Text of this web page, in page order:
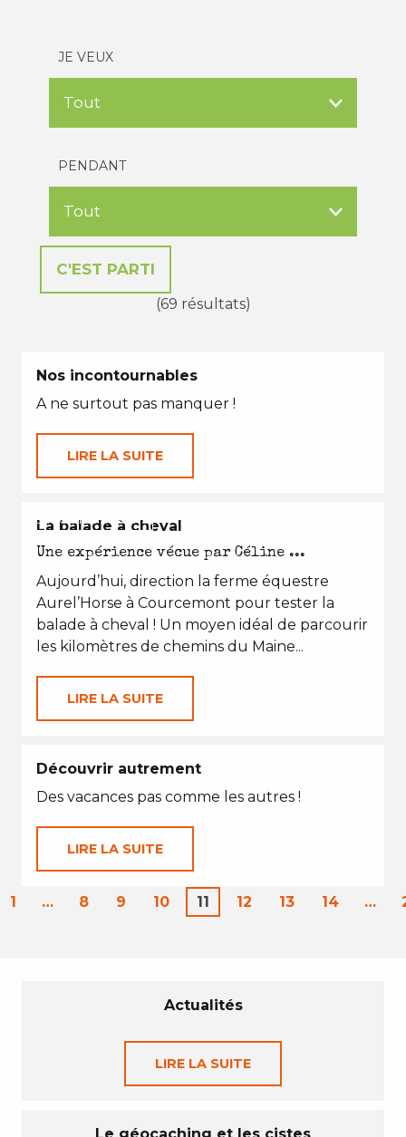
JE VEUX
PENDANT
(69 résultats)
Nos incontournables
A ne surtout pas manquer !
LIRE LA SUITE
EN TOUTES SAISONS
La balade à cheval
Une expérience vécue par Céline ...
Aujourd’hui, direction la ferme équestre
Aurel’Horse à Courcemont pour tester la
balade à cheval ! Un moyen idéal de parcourir
les kilomètres de chemins du Maine...
LIRE LA SUITE
Découvrir autrement
Des vacances pas comme les autres !
LIRE LA SUITE
1 … 8 9 10 11 12 13 14 …
Actualités
LIRE LA SUITE